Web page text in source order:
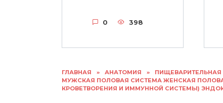
ГЛАВНАЯ » АНАТОМИЯ »
МУЖСКАЯ ПОЛОВАЯ СИСТЕМА ЖЕНСКАЯ
КРОВЕТВОРЕНИЯ И ИММУННОЙ СИСТЕМЫ)
0 398